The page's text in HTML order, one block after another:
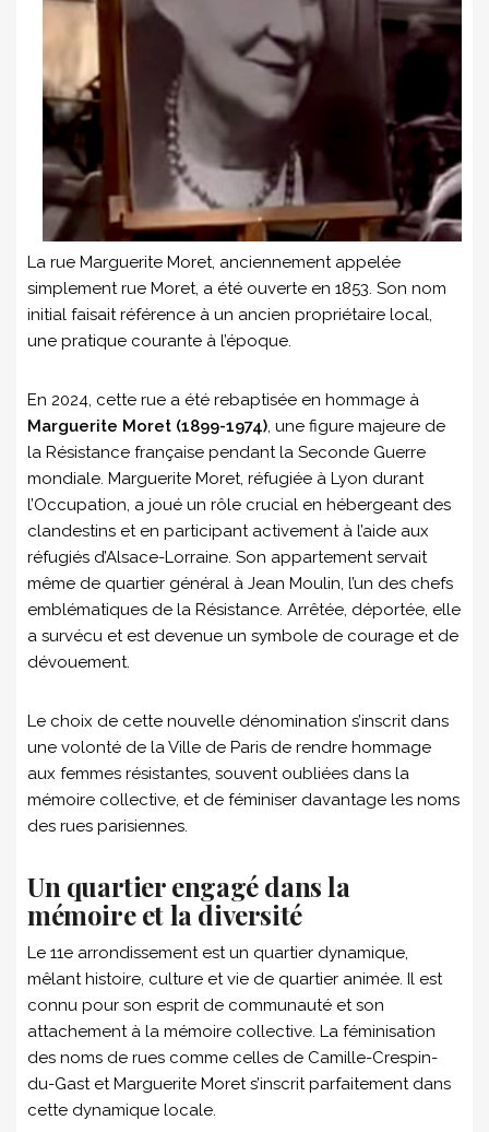
La rue Marguerite Moret, anciennement appelée
simplement rue Moret, a été ouverte en 1853. Son nom
initial faisait référence à un ancien propriétaire local,
une pratique courante à l’époque.
En 2024, cette rue a été rebaptisée en hommage à
Marguerite Moret (1899-1974), une figure majeure de
la Résistance française pendant la Seconde Guerre
mondiale. Marguerite Moret, réfugiée à Lyon durant
l’Occupation, a joué un rôle crucial en hébergeant des
clandestins et en participant activement à l’aide aux
réfugiés d’Alsace-Lorraine. Son appartement servait
même de quartier général à Jean Moulin, l’un des chefs
emblématiques de la Résistance. Arrêtée, déportée, elle
a survécu et est devenue un symbole de courage et de
dévouement.
Le choix de cette nouvelle dénomination s’inscrit dans
une volonté de la Ville de Paris de rendre hommage
aux femmes résistantes, souvent oubliées dans la
mémoire collective, et de féminiser davantage les noms
des rues parisiennes.
Un quartier engagé dans la
mémoire et la diversité
Le 11e arrondissement est un quartier dynamique,
mêlant histoire, culture et vie de quartier animée. Il est
connu pour son esprit de communauté et son
attachement à la mémoire collective. La féminisation
des noms de rues comme celles de Camille-Crespin-
du-Gast et Marguerite Moret s’inscrit parfaitement dans
cette dynamique locale.